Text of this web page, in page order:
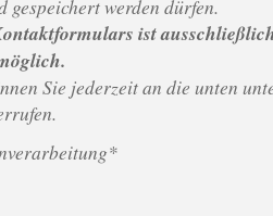
werden dürfen.
ist
Sie jederzeit an die unten